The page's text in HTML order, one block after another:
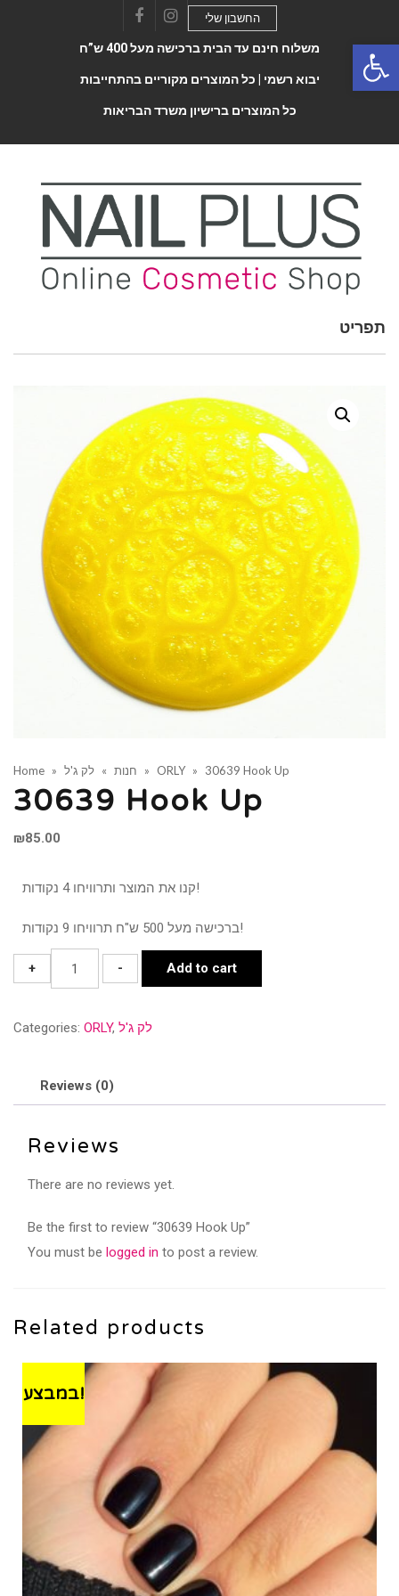
FacebookInstagram
החשבון שלי
משלוח חינם עד הבית ברכישה מעל 400 ש”ח
יבוא רשמי | כל המוצרים מקוריים בהתחייבות
כל המוצרים ברישיון משרד הבריאות
Toggle
תפריט
Home » חנות » לק ג'ל » ORLY » 30639 Hook Up
30639 Hook Up
₪85.00
קנו את המוצר ותרוויחו 4 נקודות!
ברכישה מעל 500 ש"ח תרוויחו 9 נקודות!
+
30639
Hook
quantity
- Add to cart
Categories: ORLY, לק ג'ל
Reviews (0)
Reviews
There are no reviews yet.
Be the first to review “30639 Hook Up”
You must be logged in to post a review.
Related products
במבצע!